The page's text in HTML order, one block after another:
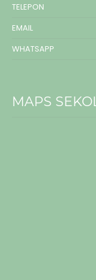
TELEPON
EMAIL
WHATSAPP
MAPS